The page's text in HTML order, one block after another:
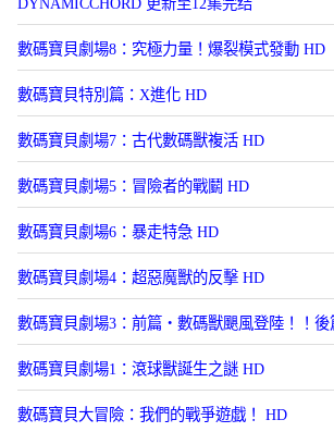
數碼寶貝劇場8：究極力量！爆裂模式發動 HD
數碼寶貝特別篇：X進化 HD
數碼寶貝劇場7：古代數碼獸複活 HD
數碼寶貝劇場5：冒險者的戰鬭 HD
數碼寶貝劇場6：暴走特急 HD
數碼寶貝劇場4：超惡魔獸的反擊 HD
數碼寶貝劇場3：前篇・數碼獸颶風登陸！！
數碼寶貝劇場1：滾球獸誕生之謎 HD
數碼寶貝大冒險：我們的戰爭遊戯！ HD